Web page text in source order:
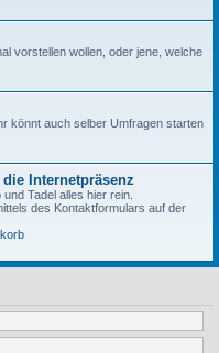
vorstellen wollen, oder jene, welche
könnt auch selber Umfragen starten
Internetpräsenz
Tadel alles hier rein.
des Kontaktformulars auf der